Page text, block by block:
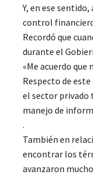
Y, en ese
control
Recordó que
durante el
«Me acuerdo
Respecto de
el sector privado
manejo de
.
También en
encontrar los
avanzaron